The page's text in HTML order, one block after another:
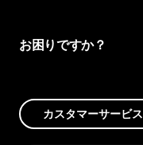
お困りですか？
カスタマーサービス